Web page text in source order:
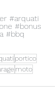
#arquati
#bonus
#bbq
portico
moto